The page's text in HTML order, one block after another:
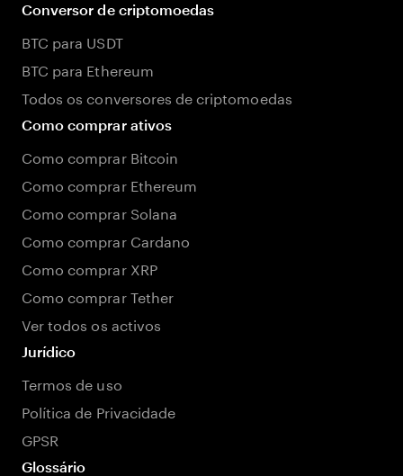
Conversor de criptomoedas
BTC para USDT
BTC para Ethereum
Todos os conversores de criptomoedas
Como comprar ativos
Como comprar Bitcoin
Como comprar Ethereum
Como comprar Solana
Como comprar Cardano
Como comprar XRP
Como comprar Tether
Ver todos os activos
Jurídico
Termos de uso
Política de Privacidade
GPSR
Glossário